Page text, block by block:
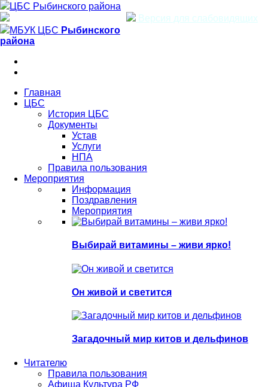
ЦБС Рыбинского района
Версия для слабовидящих
МБУК ЦБС Рыбинского
района
Главная
ЦБС
История ЦБС
Документы
Устав
Услуги
НПА
Правила пользования
Мероприятия
Информация
Поздравления
Мероприятия
Выбирай витамины – живи ярко!
Он живой и светится
Загадочный мир китов и дельфинов
Читателю
Правила пользования
Афиша Культура РФ